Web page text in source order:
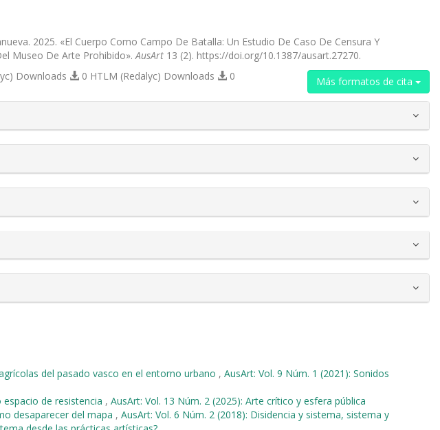
2025. «El Cuerpo Como Campo De Batalla: Un Estudio De Caso De Censura Y
Museo De Arte Prohibido». AusArt 13 (2). https://doi.org/10.1387/ausart.27270.
Más formatos de cita
Downloads 0 HTLM (Redalyc) Downloads 0
del pasado vasco en el entorno urbano , AusArt: Vol. 9 Núm. 1 (2021): Sonidos
de resistencia , AusArt: Vol. 13 Núm. 2 (2025): Arte crítico y esfera pública
desaparecer del mapa , AusArt: Vol. 6 Núm. 2 (2018): Disidencia y sistema, sistema y